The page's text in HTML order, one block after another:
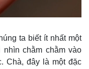
ta biết ít nhất một
chằm chằm vào
Chà, đây là một đặc